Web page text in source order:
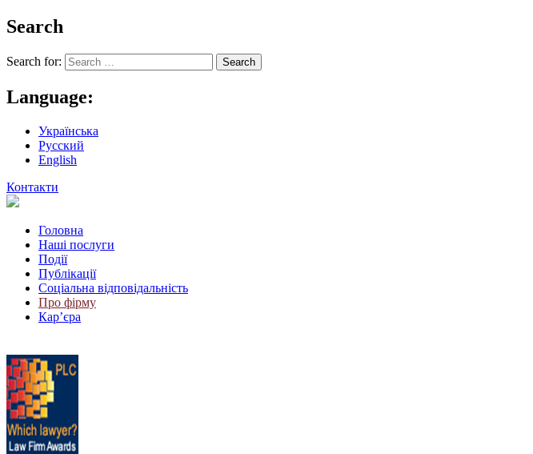
Search
Search for:
Language:
Українська
Русский
English
Контакти
Головна
Наші послуги
Події
Публікації
Соціальна відповідальність
Про фiрму
Кар’єра